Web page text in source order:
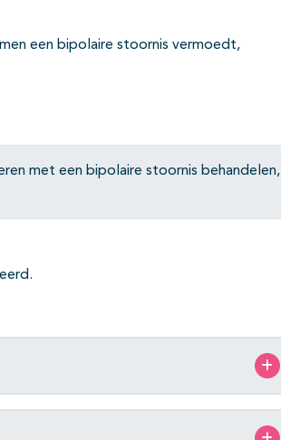
een bipolaire stoornis vermoedt,
met een bipolaire stoornis behandelen,